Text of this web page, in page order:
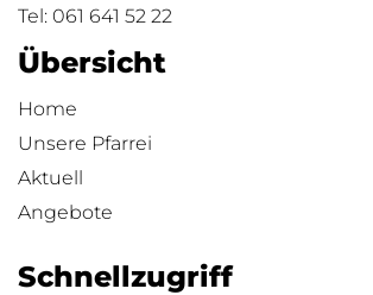
Tel: 061 641 52 22
Übersicht
Home
Unsere Pfarrei
Aktuell
Angebote
Schnellzugriff